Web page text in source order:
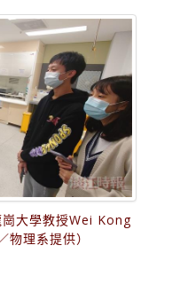
大學教授Wei Kong
理系提供）